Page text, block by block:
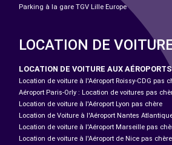
Parking à la gare TGV Lille Europe
LOCATION DE
LOCATION DE VOITURE AUX AÉROPORTS
Location de voiture à l'Aéroport Roissy-CDG pas
Aéroport Paris-Orly : Location de voitures pas
Location de voiture à l'Aéroport Lyon pas chère
Location de Voiture à l'Aéroport Nantes
Location de voiture à l'Aéroport Marseille pas
Location de voiture à l'Aéroport de Nice pas chère